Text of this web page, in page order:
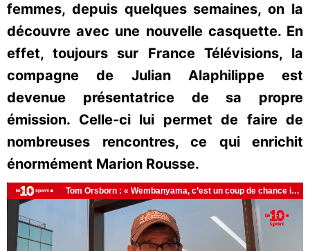
femmes, depuis quelques semaines, on la
découvre avec une nouvelle casquette. En
effet, toujours sur France Télévisions, la
compagne de Julian Alaphilippe est
devenue présentatrice de sa propre
émission. Celle-ci lui permet de faire de
nombreuses rencontres, ce qui enrichit
énormément Marion Rousse.